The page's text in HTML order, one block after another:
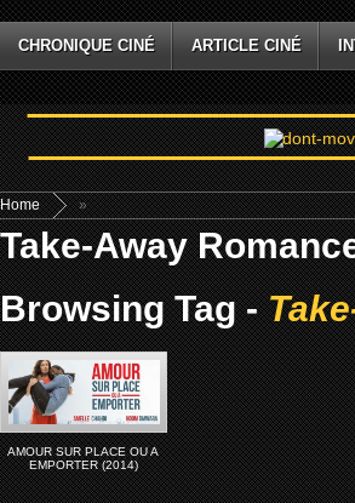
CHRONIQUE CINÉ ARTICLE CINÉ
Home »
Take-Away
Browsing Tag -
AMOUR SUR PLACE OU A
EMPORTER (2014)